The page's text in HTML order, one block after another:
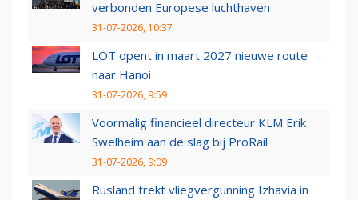
verbonden Europese luchthaven
31-07-2026, 10:37
LOT opent in maart 2027 nieuwe route
naar Hanoi
31-07-2026, 9:59
Voormalig financieel directeur KLM Erik
Swelheim aan de slag bij ProRail
31-07-2026, 9:09
Rusland trekt vliegvergunning Izhavia in